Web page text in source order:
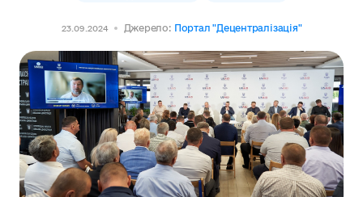
23.09.2024 Джерело: Портал "Децентралізація"